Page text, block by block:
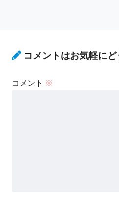
コメントはお気軽にど
コメント ※